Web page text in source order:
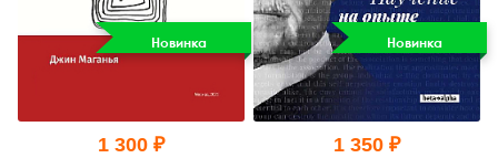
Новинка
1 300 ₽
Новинка
1 350 ₽